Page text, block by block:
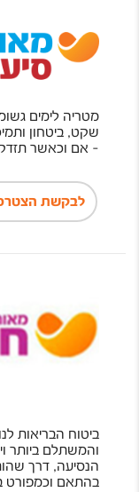
מטריה לימים
שקט, ביטחון
- אם וכאשר
לבקשת
ביטוח הבריאות
והמשתלם ביותר
הנסיעה, דרך
בהתאם וכמפורט